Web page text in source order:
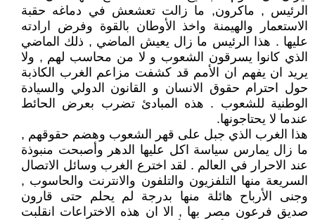
الرئيس , ماكرون, ما زالت تعشعش في دماغه حقبة
الاستعمار والهيمنة واخذ الأوطان بالقوة وفرض ارادته
عليها . هذا الرئيس ما زال يعيش الماضي , ذلك الماضي
الذي كانوا يسرقون الشعوب و لا من محاسب لهم , ولا
يريد ان يفهم ان الأمم قد كشفت مزاعم الغرب الكاذبة
حول احترام حقوق الانسان و القانون الدولي والسيادة
الوطنية للشعوب . هذه المبادئ تضرب بعرض الحائط
عندما لا يحتاجونها.
هذا الغرب الذي جبل على قهر الشعوب وهضم حقوقهم ,
ما زال يمارس سياسة اكل عليها الدهر وأصبحت منبوذة
عند الاحرار في العالم . لقد اخترع الغرب وسائل الاتصال
السريعة منها التلفزيون والتلفون والانترنت والحاسوب ,
وجنى الأرباح هائلة منها بدرجة لم يحلم حتى قارون
صديق فرعون مصر بها , الا ان هذه الاختراعات انقلبت